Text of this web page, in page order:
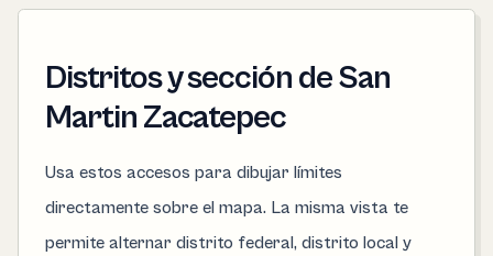
Distritos y sección de San
Martin Zacatepec
Usa estos accesos para dibujar límites
directamente sobre el mapa. La misma vista te
permite alternar distrito federal, distrito local y